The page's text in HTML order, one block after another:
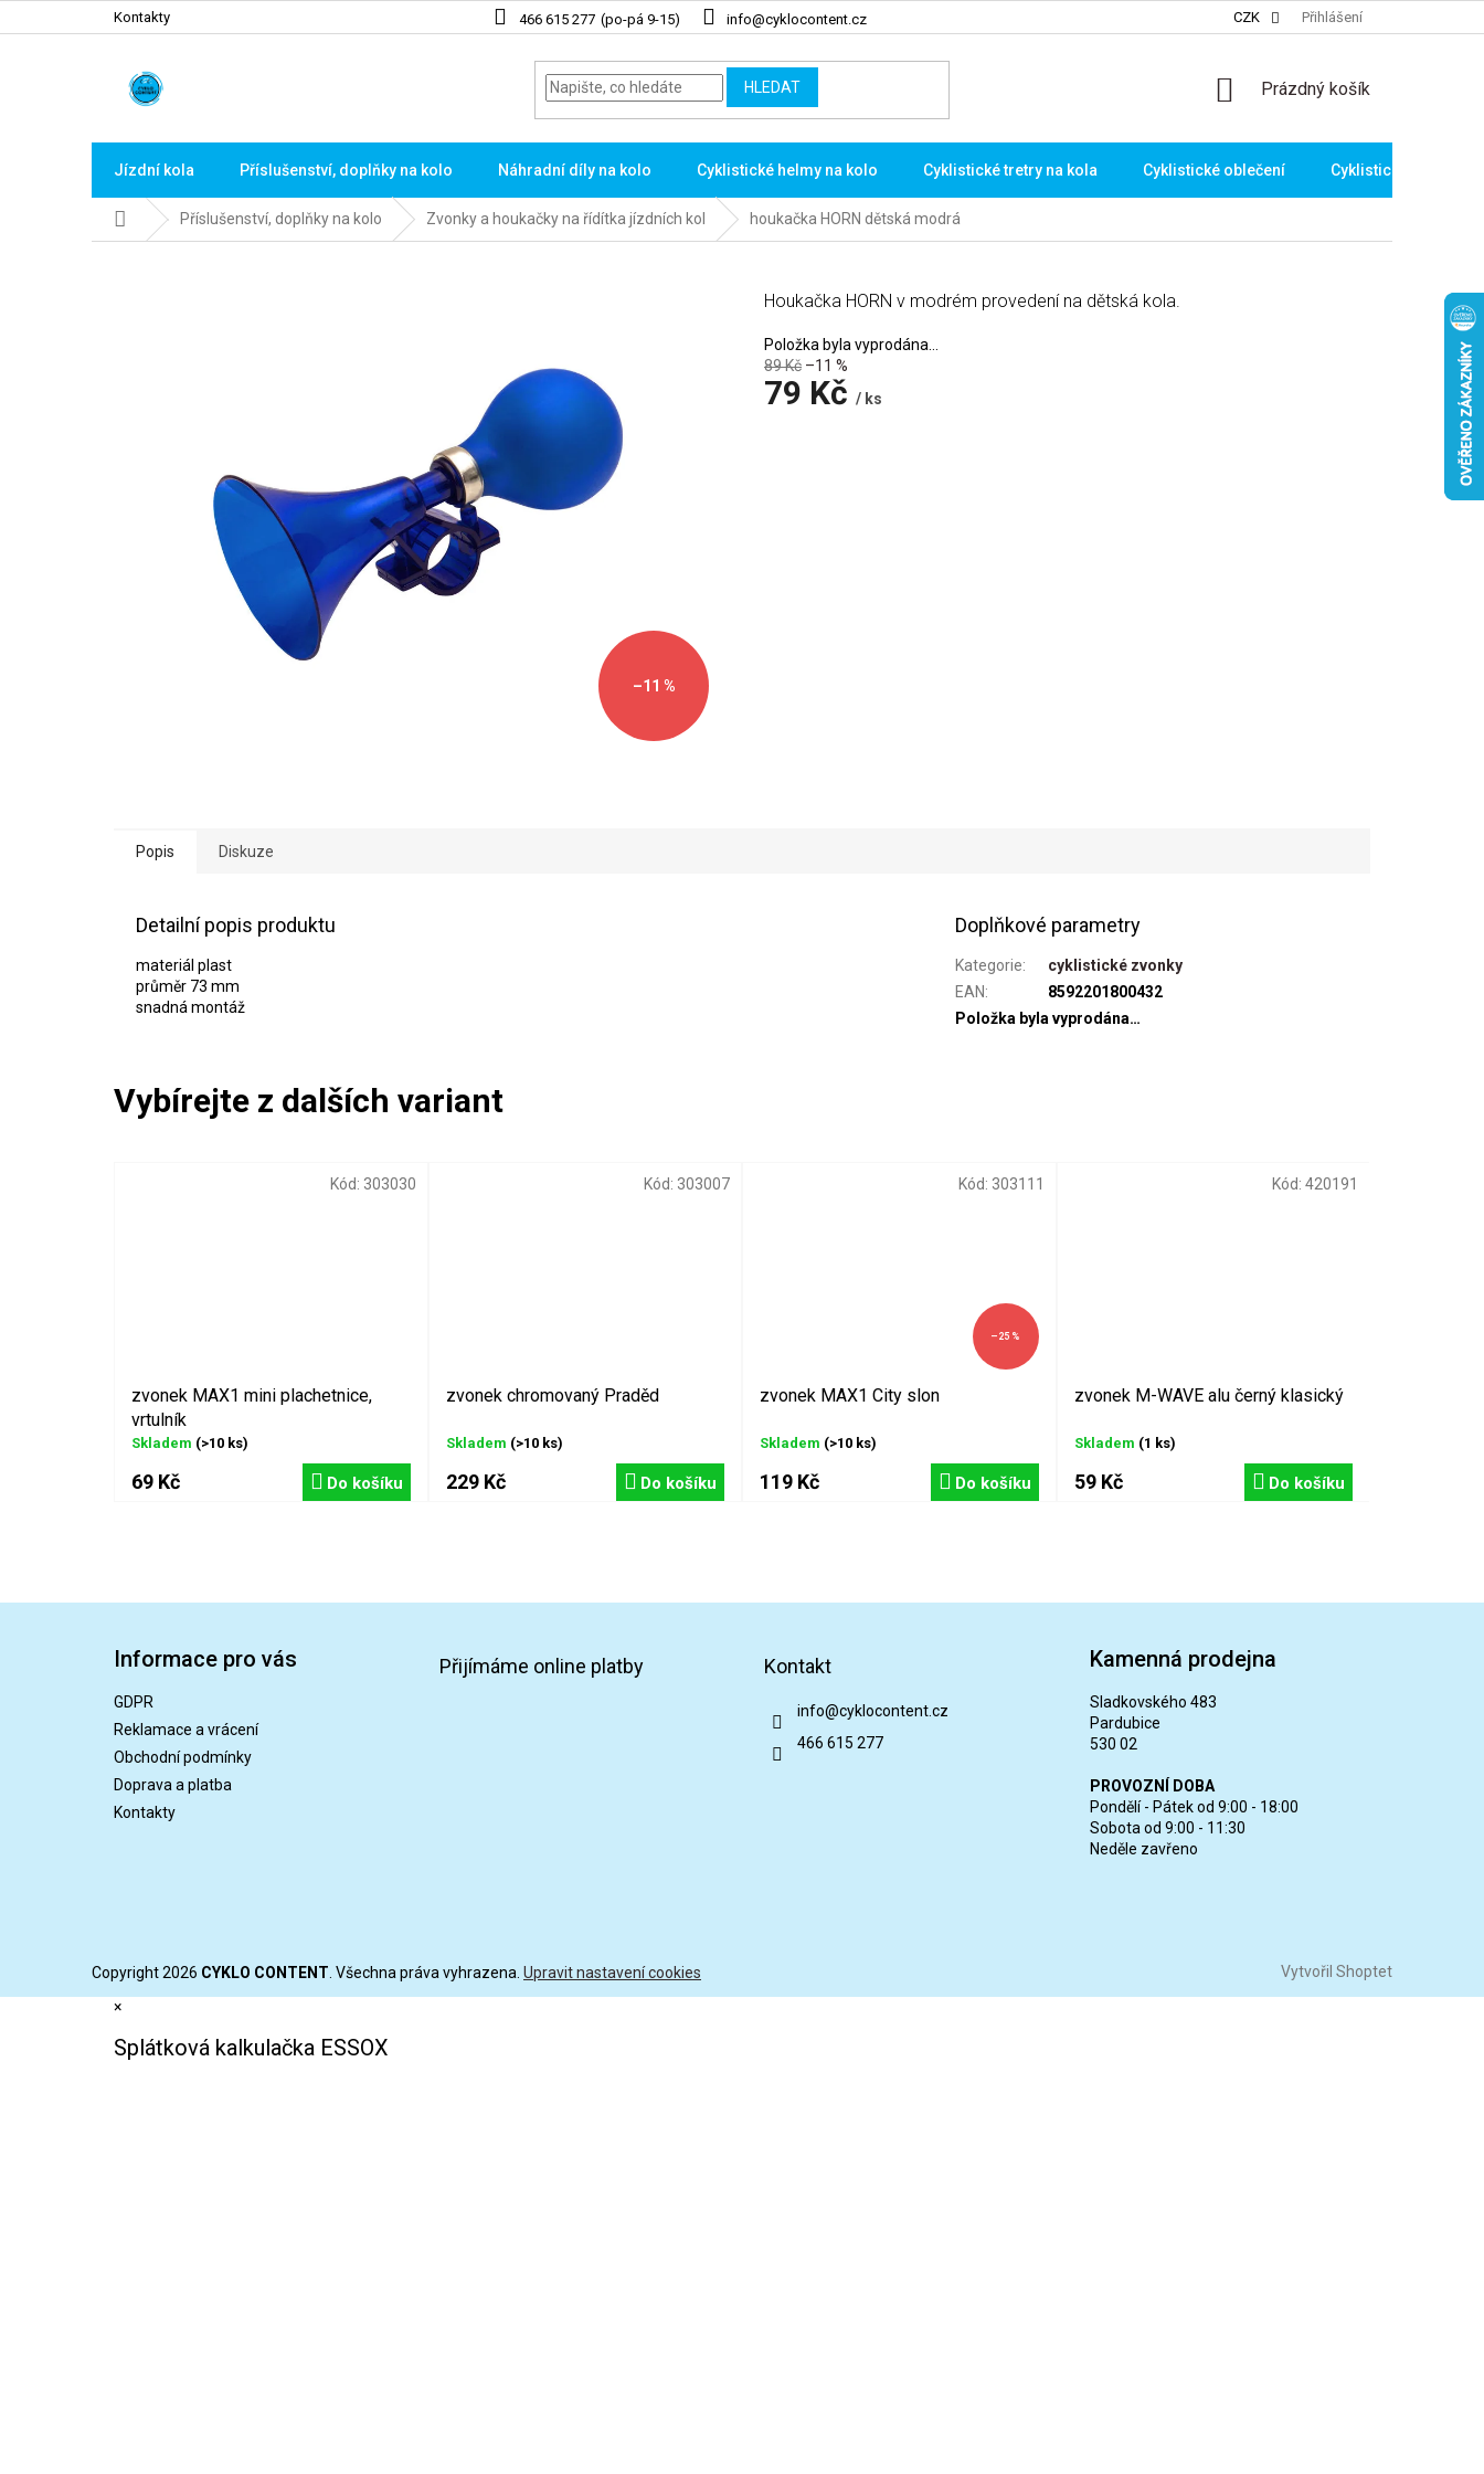
na
466 615 277 info@cyklocontent.cz
Kontakty CZK Přihlášení
HLEDAT
NÁKUPNÍ
Prázdný košík
Jízdní kola Příslušenství, doplňky na kolo Náhradní díly na kolo Cyklistické helmy na kolo Cyklistické tretry na kola Cyklistické oblečení Cyklistické brýle
Domů Příslušenství, doplňky na kolo Zvonky a houkačky na řídítka jízdních kol houkačka HORN dětská modrá
–11 %
89 Kč –11 %
79 Kč / ks
Položka byla vyprodána…
Houkačka HORN v modrém provedení na dětská kola.
Popis Diskuze
Detailní popis produktu
materiál plast
průměr 73 mm
snadná montáž
Doplňkové parametry
Kategorie:
cyklistické zvonky
EAN:
8592201800432
Položka byla vyprodána…
zvonek MAX1 mini plachetnice,
vrtulník
Skladem (>10 ks)
69 Kč Do košíku
Kód: 303030
zvonek chromovaný Praděd
Skladem (>10 ks)
229 Kč Do košíku
Kód: 303007
–25 %
zvonek MAX1 City slon
Skladem (>10 ks)
119 Kč Do košíku
Kód: 303111
zvonek M-WAVE alu černý klasický
Skladem (1 ks)
59 Kč Do košíku
Kód: 420191
Informace pro vás
GDPR
Reklamace a vrácení
Obchodní podmínky
Doprava a platba
Kontakty
Přijímáme online platby Kontakt
info@cyklocontent.cz
466 615 277
Kamenná prodejna
Sladkovského 483
Pardubice
530 02
PROVOZNÍ DOBA
Pondělí - Pátek od 9:00 - 18:00
Sobota od 9:00 - 11:30
Neděle zavřeno
Vytvořil Shoptet
Copyright 2026 CYKLO CONTENT . Všechna práva vyhrazena. Upravit nastavení cookies
×
Splátková kalkulačka ESSOX